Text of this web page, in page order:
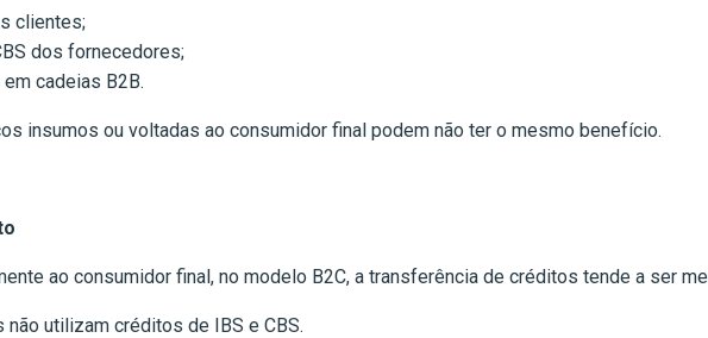
clientes;
dos fornecedores;
cadeias B2B.
insumos ou voltadas ao consumidor final podem não ter o mesmo benefício.
ao consumidor final, no modelo B2C, a transferência de créditos tende a ser
utilizam créditos de IBS e CBS.